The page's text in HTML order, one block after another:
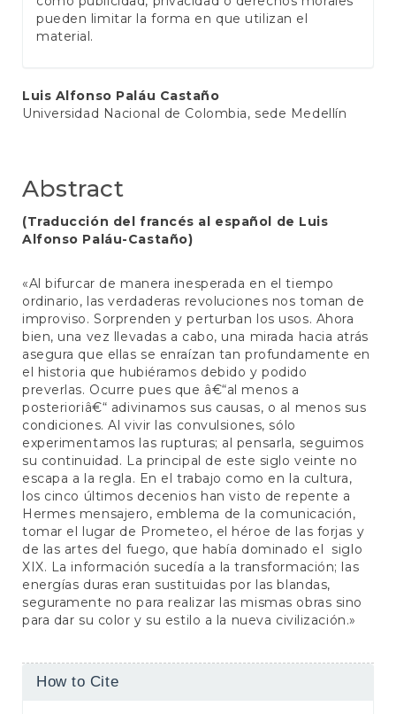
pueden limitar la forma en que utilizan el
material.
Main
Article
Luis Alfonso Paláu Castaño
Universidad Nacional de Colombia, sede Medellín
Abstract
(Traducción del francés al español de Luis
Alfonso Paláu-Castaño)
«Al bifurcar de manera inesperada en el tiempo
ordinario, las verdaderas revoluciones nos toman de
improviso. Sorprenden y perturban los usos. Ahora
bien, una vez llevadas a cabo, una mirada hacia atrás
asegura que ellas se enraízan tan profundamente en
el historia que hubiéramos debido y podido
preverlas. Ocurre pues que â€“al menos a
posterioriâ€“ adivinamos sus causas, o al menos sus
condiciones. Al vivir las convulsiones, sólo
experimentamos las rupturas; al pensarla, seguimos
su continuidad. La principal de este siglo veinte no
escapa a la regla. En el trabajo como en la cultura,
los cinco últimos decenios han visto de repente a
Hermes mensajero, emblema de la comunicación,
tomar el lugar de Prometeo, el héroe de las forjas y
de las artes del fuego, que había dominado el siglo
XIX. La información sucedía a la transformación; las
energías duras eran sustituidas por las blandas,
seguramente no para realizar las mismas obras sino
para dar su color y su estilo a la nueva civilización.»
Article
How to Cite